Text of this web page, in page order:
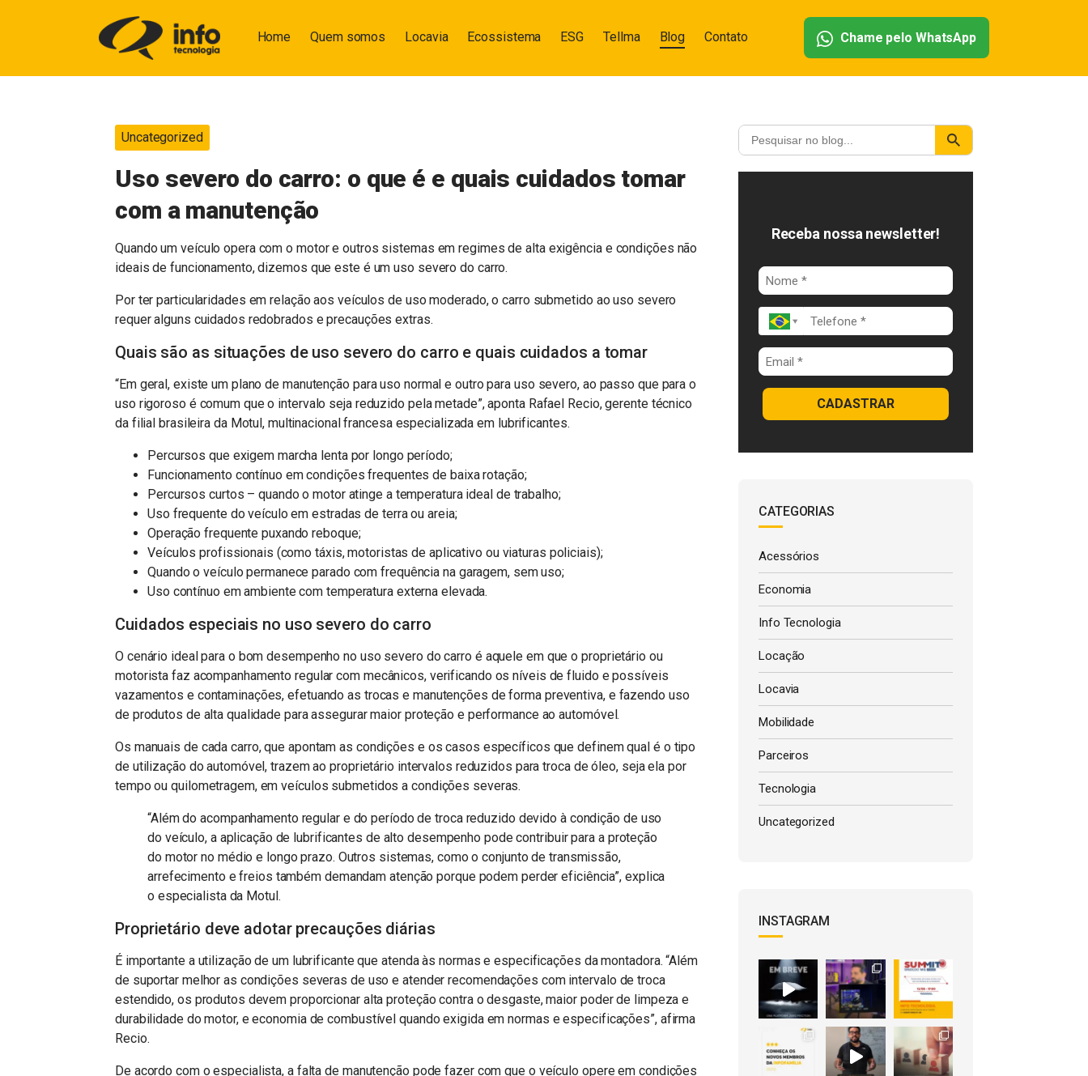
Home Quem somos Locavia Ecossistema ESG Tellma Blog Contato Chame pelo WhatsApp
Uncategorized
Uso severo do carro: o que é e quais cuidados tomar
com a manutenção
Quando um veículo opera com o motor e outros sistemas em regimes de alta exigência e condições não
ideais de funcionamento, dizemos que este é um uso severo do carro.
Por ter particularidades em relação aos veículos de uso moderado, o carro submetido ao uso severo
requer alguns cuidados redobrados e precauções extras.
Quais são as situações de uso severo do carro e quais cuidados a tomar
“Em geral, existe um plano de manutenção para uso normal e outro para uso severo, ao passo que para o
uso rigoroso é comum que o intervalo seja reduzido pela metade”, aponta Rafael Recio, gerente técnico
da filial brasileira da Motul, multinacional francesa especializada em lubrificantes.
Percursos que exigem marcha lenta por longo período;
Funcionamento contínuo em condições frequentes de baixa rotação;
Percursos curtos – quando o motor atinge a temperatura ideal de trabalho;
Uso frequente do veículo em estradas de terra ou areia;
Operação frequente puxando reboque;
Veículos profissionais (como táxis, motoristas de aplicativo ou viaturas policiais);
Quando o veículo permanece parado com frequência na garagem, sem uso;
Uso contínuo em ambiente com temperatura externa elevada.
Cuidados especiais no uso severo do carro
O cenário ideal para o bom desempenho no uso severo do carro é aquele em que o proprietário ou
motorista faz acompanhamento regular com mecânicos, verificando os níveis de fluido e possíveis
vazamentos e contaminações, efetuando as trocas e manutenções de forma preventiva, e fazendo uso
de produtos de alta qualidade para assegurar maior proteção e performance ao automóvel.
Os manuais de cada carro, que apontam as condições e os casos específicos que definem qual é o tipo
de utilização do automóvel, trazem ao proprietário intervalos reduzidos para troca de óleo, seja ela por
tempo ou quilometragem, em veículos submetidos a condições severas.
“Além do acompanhamento regular e do período de troca reduzido devido à condição de uso
do veículo, a aplicação de lubrificantes de alto desempenho pode contribuir para a proteção
do motor no médio e longo prazo. Outros sistemas, como o conjunto de transmissão,
arrefecimento e freios também demandam atenção porque podem perder eficiência”, explica
o especialista da Motul.
Proprietário deve adotar precauções diárias
É importante a utilização de um lubrificante que atenda às normas e especificações da montadora. “Além
de suportar melhor as condições severas de uso e atender recomendações com intervalo de troca
estendido, os produtos devem proporcionar alta proteção contra o desgaste, maior poder de limpeza e
durabilidade do motor, e economia de combustível quando exigida em normas e especificações”, afirma
Recio.
De acordo com o especialista, a falta de manutenção pode fazer com que o veículo opere em condições
Receba nossa newsletter!
CADASTRAR
CATEGORIAS
Acessórios
Economia
Info Tecnologia
Locação
Locavia
Mobilidade
Parceiros
Tecnologia
Uncategorized
INSTAGRAM